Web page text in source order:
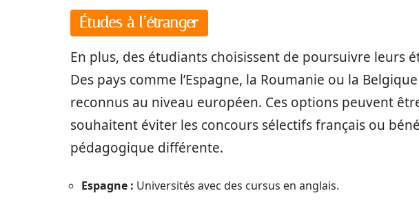
Études à l’étranger
En plus, des étudiants choisissent de poursuivre leurs
Des pays comme l’Espagne, la Roumanie ou la
reconnus au niveau européen. Ces options peuvent
souhaitent éviter les concours sélectifs français ou
pédagogique différente.
Espagne : Universités avec des cursus en anglais.